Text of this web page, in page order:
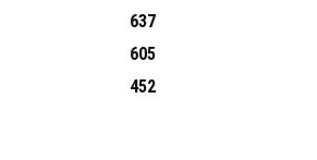
637
605
452